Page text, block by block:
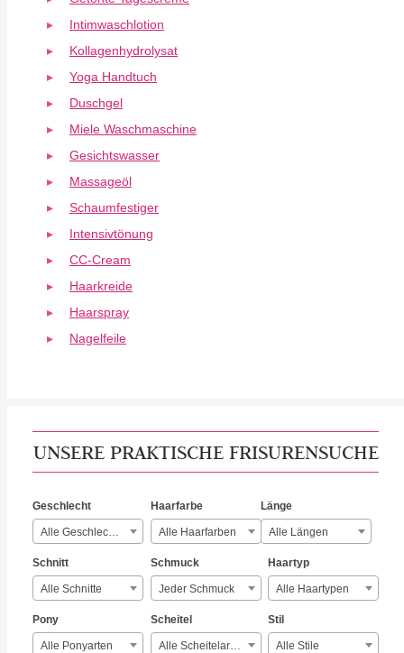
Intimwaschlotion
Kollagenhydrolysat
Yoga Handtuch
Duschgel
Miele Waschmaschine
Gesichtswasser
Massageöl
Schaumfestiger
Intensivtönung
CC-Cream
Haarkreide
Haarspray
Nagelfeile
UNSERE PRAKTISCHE FRISURENSUCHE
Geschlecht
Alle Geschlechter
Haarfarbe
Alle Haarfarben
Länge
Alle Längen
Schnitt
Alle Schnitte
Schmuck
Jeder Schmuck
Haartyp
Alle Haartypen
Pony
Alle Ponyarten
Scheitel
Alle Scheitelarten
Stil
Alle Stile